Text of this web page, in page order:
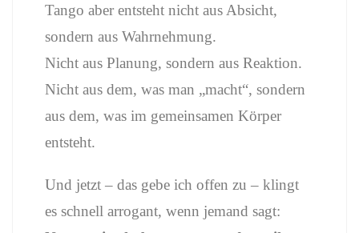
Tango aber entsteht nicht aus Absicht,
sondern aus Wahrnehmung.
Nicht aus Planung, sondern aus Reaktion.
Nicht aus dem, was man „macht“, sondern
aus dem, was im gemeinsamen Körper
entsteht.
Und jetzt – das gebe ich offen zu – klingt
es schnell arrogant, wenn jemand sagt: